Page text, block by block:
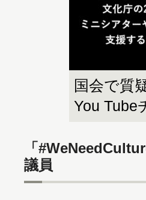
国会で質
You Tube
「
議員